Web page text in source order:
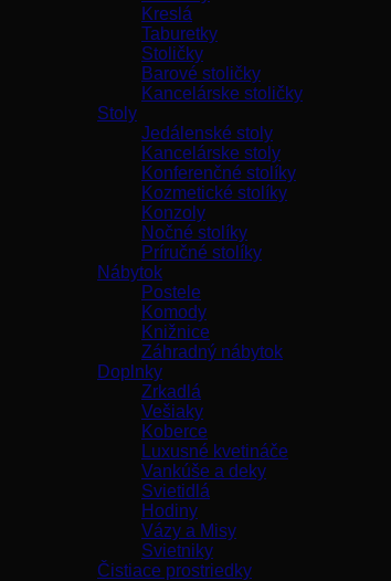
Kreslá
Taburetky
Stoličky
Barové stoličky
Kancelárske stoličky
Stoly
Jedálenské stoly
Kancelárske stoly
Konferenčné stolíky
Kozmetické stolíky
Konzoly
Nočné stolíky
Príručné stolíky
Nábytok
Postele
Komody
Knižnice
Záhradný nábytok
Doplnky
Zrkadlá
Vešiaky
Koberce
Luxusné kvetináče
Vankúše a deky
Svietidlá
Hodiny
Vázy a Misy
Svietniky
Čistiace prostriedky